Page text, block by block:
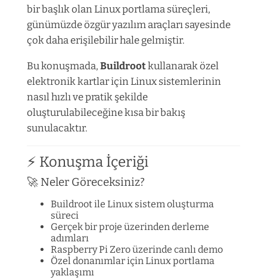
bir başlık olan Linux portlama süreçleri,
günümüzde özgür yazılım araçları sayesinde
çok daha erişilebilir hale gelmiştir.
Bu konuşmada, Buildrootkullanarak özel
elektronik kartlar için Linux sistemlerinin
nasıl hızlı ve pratik şekilde
oluşturulabileceğine kısa bir bakış
sunulacaktır.
⚡ Konuşma İçeriği
🚀 Neler Göreceksiniz?
Buildroot ile Linux sistem oluşturma
süreci
Gerçek bir proje üzerinden derleme
adımları
Raspberry Pi Zero üzerinde canlı demo
Özel donanımlar için Linux portlama
yaklaşımı